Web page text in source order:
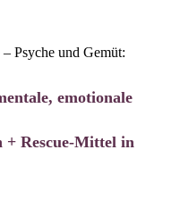
Psyche und Gemüt:
emotionale
Rescue-Mittel in